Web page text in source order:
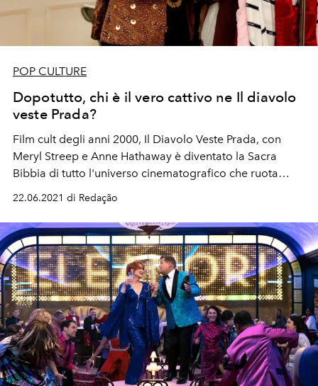
POP CULTURE
Dopotutto, chi è il vero cattivo ne Il diavolo
veste Prada?
Film cult degli anni 2000, Il Diavolo Veste Prada, con
Meryl Streep e Anne Hathaway è diventato la Sacra
Bibbia di tutto l'universo cinematografico che ruota
intorno al fashion system. Scopri tutte gli aneddoti e
22.06.2021 di Redação